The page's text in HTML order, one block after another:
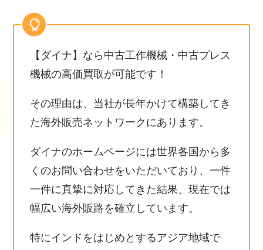
【ダイナ】なら中古工作機械・中古プレス
機械の高価買取が可能です！
その理由は、当社が長年かけて構築してき
た海外販売ネットワークにあります。
ダイナのホームページには世界各国から多
くのお問い合わせをいただいており、一件
一件に真摯に対応してきた結果、現在では
幅広い海外販路を確立しています。
特にインドをはじめとするアジア地域で